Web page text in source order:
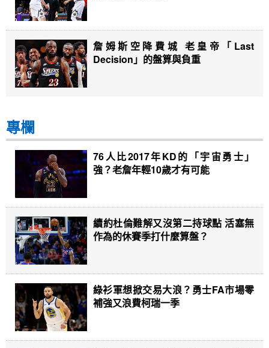
詹姆斯空降費城 老皇帝「Last
Decision」的盤算與負重
專欄
76人比2017年KD的「宇宙勇士」
強？老詹年輕10歲才有可能
續約杜倫難解又沒第二持球點 活塞無
作為的休賽季打什麼算盤？
綠衫軍想掀交易大浪？勇士FA市場零
補強又浪費柯瑞一季